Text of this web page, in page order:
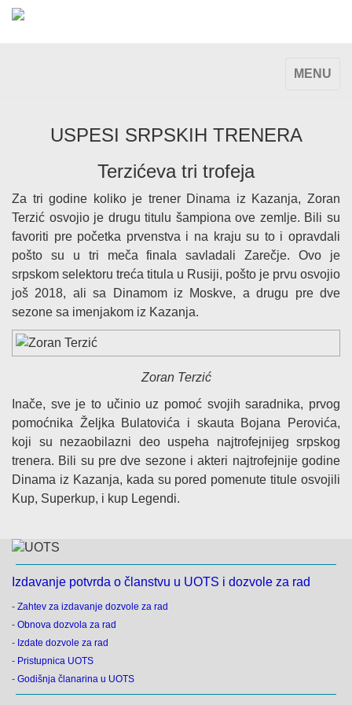
TOGGLE
MENU
USPESI SRPSKIH TRENERA
Terzićeva tri trofeja
Za tri godine koliko je trener Dinama iz Kazanja, Zoran
Terzić osvojio je drugu titulu šampiona ove zemlje. Bili su
favoriti pre početka prvenstva i na kraju su to i opravdali
pošto su u tri meča finala savladali Zarečje. Ovo je
srpskom selektoru treća titula u Rusiji, pošto je prvu osvojio
još 2018, ali sa Dinamom iz Moskve, a drugu pre dve
sezone sa imenjakom iz Kazanja.
Zoran Terzić
Inače, sve je to učinio uz pomoć svojih saradnika, prvog
pomoćnika Željka Bulatovića i skauta Bojana Perovića,
koji su nezaobilazni deo uspeha najtrofejnijeg srpskog
trenera. Bili su pre dve sezone i akteri najtrofejnije godine
Dinama iz Kazanja, kada su pored pomenute titule osvojili
Kup, Superkup, i kup Legendi.
Izdavanje potvrda o članstvu u UOTS i dozvole za rad
- Zahtev za izdavanje dozvole za rad
- Obnova dozvola za rad
- Izdate dozvole za rad
- Pristupnica UOTS
- Godišnja članarina u UOTS